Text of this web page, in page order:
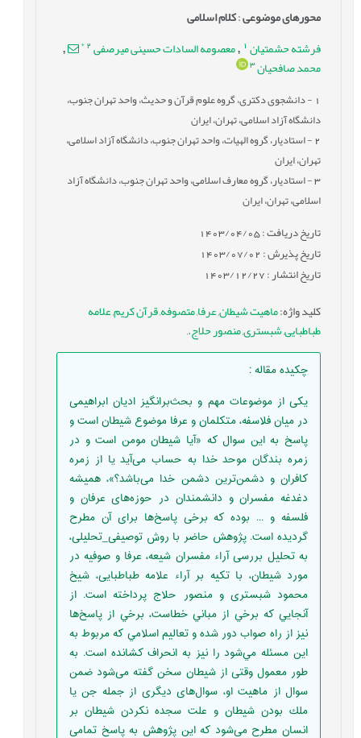
محورهای موضوعی:کلام اسلامی
فرشته حشمتیان , معصومه السادات حسینی میرصفی 2
*
,
محمد صافحیان 3
- دانشجوی دکتری، گروه علوم قرآن و حدیث، واحد تهران جنوب،
دانشگاه آزاد اسلامی، تهران، ایران
2- استادیار، گروه الهيات، واحد تهران جنوب، دانشگاه آزاد اسلامی،
تهران، ایران
3- استادیار، گروه معارف اسلامی، واحد تهران جنوب، دانشگاه آزاد
اسلامی، تهران، ایران
تاریخ دریافت : 1403/04/05
تاریخ پذیرش : 1403/07/02
تاریخ انتشار : 1403/12/27
کلید واژه:ماهیت شیطان,عرفا,متصوفه,قرآن کریم,علامه
طباطبایی,شبستری,منصور حلاج.
چکیده مقاله:
یکی از موضوعات مهم و بحث‌برانگیز ادیان ابراهیمی
در میان فلاسفه، متکلمان و عرفا موضوع شیطان است و
پاسخ به این سوال که «آیا شیطان مومن است و در
زمره بندگان موحد خدا به حساب می‌آید یا از زمره
کافران و دشمن‌ترین دشمن خدا می‌باشد؟»، همیشه
دغدغه مفسران و دانشمندان در حوزه‌های عرفان و
فلسفه و ... بوده که برخی پاسخ‌ها برای آن مطرح
گردیده است. پژوهش حاضر با روش توصیفی_تحلیلی،
به تحلیل بررسی آراء مفسران شیعه، عرفا و صوفیه در
مورد شیطان، با تکیه بر آراء علامه طباطبایی، شیخ
محمود شبستری و منصور حلاج پرداخته است. از
آنجايي كه برخي از مباني خطاست، برخي از پاسخ‌ها
نيز از راه صواب دور شده و تعاليم اسلامي كه مربوط به
اين مسئله مي‌شود را نيز به انحراف كشانده است. به
طور معمول وقتی از شیطان سخن گفته می‌شود ضمن
سوال از ماهیت او، سوال‌های دیگری از جمله جن يا
ملك بودن شيطان و علت سجده نكردن شيطان بر
انسان مطرح می‌شود که این پژوهش به پاسخ تمامی